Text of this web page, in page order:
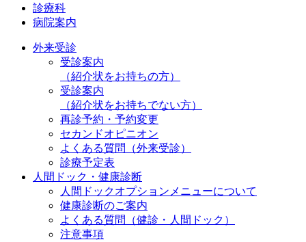
診療科
病院案内
外来受診
受診案内
（紹介状をお持ちの方）
受診案内
（紹介状をお持ちでない方）
再診予約・予約変更
セカンドオピニオン
よくある質問（外来受診）
診療予定表
人間ドック・健康診断
人間ドックオプションメニューについて
健康診断のご案内
よくある質問（健診・人間ドック）
注意事項